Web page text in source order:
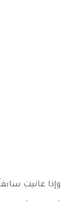
وإذا عانيت